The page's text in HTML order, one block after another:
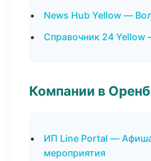
News Hub Yellow —
Справочник 24 Yellow
Компании в
ИП Line Portal —
мероприятия